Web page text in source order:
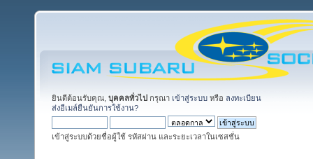
ยินดีต้อนรับคุณ, บุคคลทั่วไป กรุณา เข้าสู่ระบบ หรือ ลงทะเบียน
ส่งอีเมล์ยืนยันการใช้งาน?
เข้าสู่ระบบด้วยชื่อผู้ใช้ รหัสผ่าน และระยะเวลาในเซสชั่น